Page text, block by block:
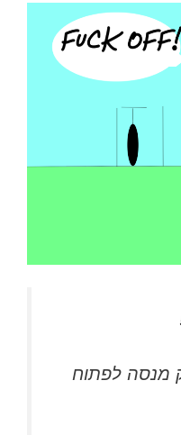
מנסה לפתוח